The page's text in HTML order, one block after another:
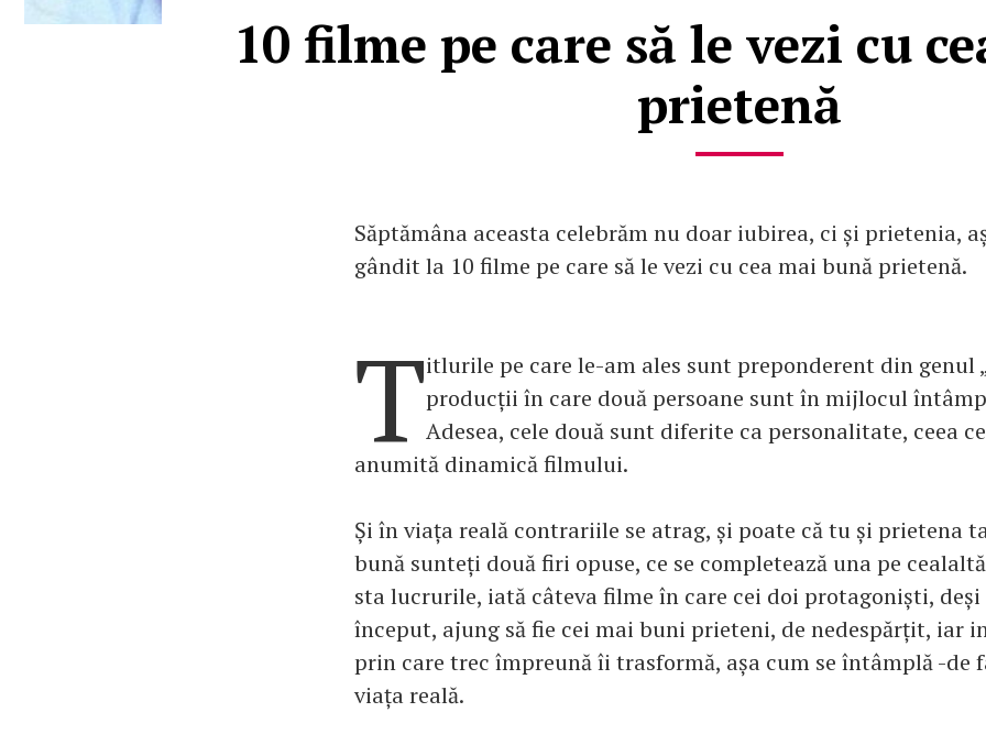
10 filme pe care să le vezi cu
prietenă
Săptămâna aceasta celebrăm nu doar iubirea, ci și prietenia,
gândit la 10 filme pe care să le vezi cu cea mai bună prietenă.
Titlurile pe care le-am ales sunt preponderent din genul
producții în care două persoane sunt în mijlocul
Adesea, cele două sunt diferite ca personalitate, ceea
anumită dinamică filmului.
Și în viața reală contrariile se atrag, și poate că tu și prietena
bună sunteți două firi opuse, ce se completează una pe
sta lucrurile, iată câteva filme în care cei doi protagoniști,
început, ajung să fie cei mai buni prieteni, de nedespărțit, iar
prin care trec împreună îi trasformă, așa cum se întâmplă -de
viața reală.